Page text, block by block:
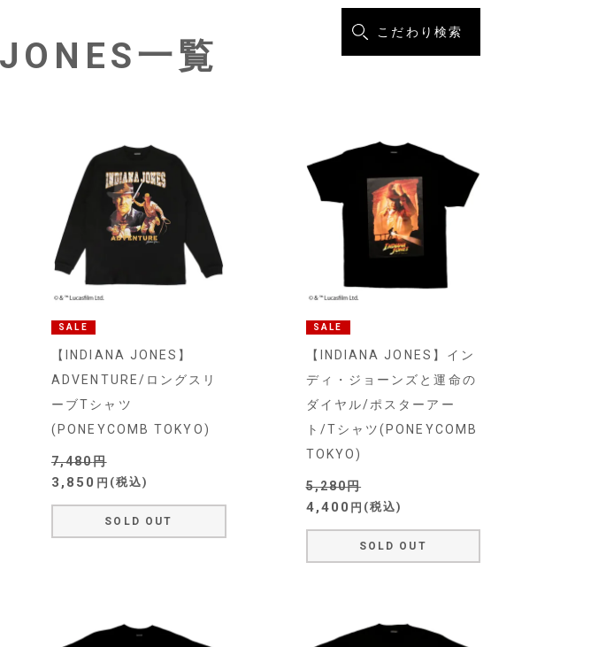
こだわり検索
一覧
SALE
【INDIANA JONES】
ADVENTURE/ロングスリ
ーブTシャツ
(PONEYCOMB TOKYO)
7,480
3,850 税込
SOLD OUT
SALE
【INDIANA JONES】イン
ディ・ジョーンズと運命の
ダイヤル/ポスターアー
ト/Tシャツ(PONEYCOMB
TOKYO)
5,280
4,400 税込
SOLD OUT